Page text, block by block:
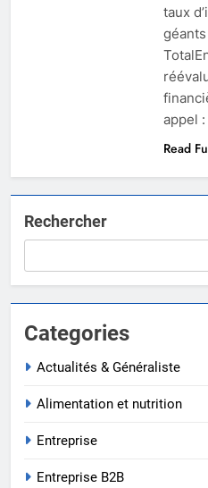
taux
appel
Read
Rechercher
Categories
Actualités & Généraliste
Alimentation et nutrition
Entreprise
Entreprise B2B